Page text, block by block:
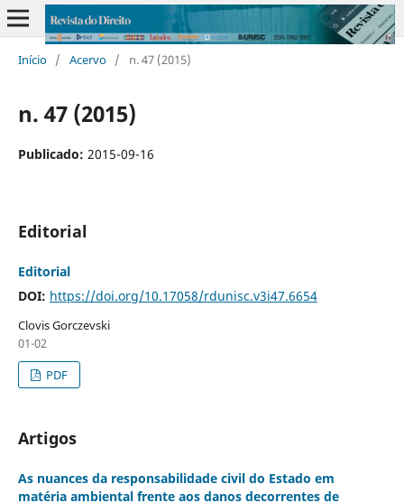
Início / Acervo / n. 47 (2015)
n. 47 (2015)
Publicado: 2015-09-16
Editorial
Editorial
DOI: https://doi.org/10.17058/rdunisc.v3i47.6654
Clovis Gorczevski
01-02
PDF
Artigos
As nuances da responsabilidade civil do Estado em
matéria ambiental frente aos danos decorrentes de